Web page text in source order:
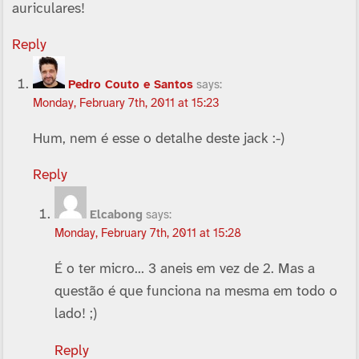
auriculares!
Reply
Pedro Couto e Santos says:
Monday, February 7th, 2011 at 15:23
Hum, nem é esse o detalhe deste jack :-)
Reply
Elcabong says:
Monday, February 7th, 2011 at 15:28
É o ter micro… 3 aneis em vez de 2. Mas a
questão é que funciona na mesma em todo o
lado! ;)
Reply